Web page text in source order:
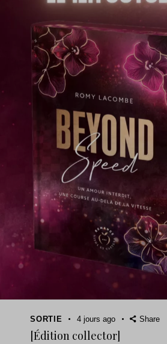
SORTIE 4 jours ago Share
[Édition collector]